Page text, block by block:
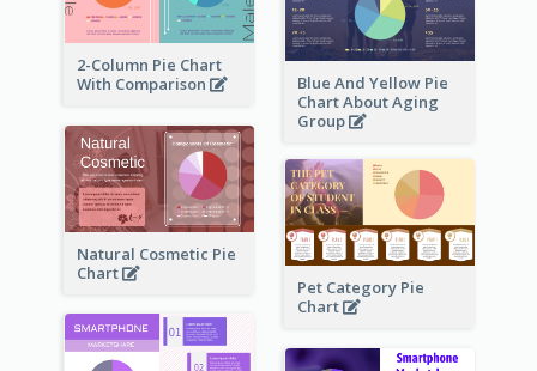
2-Column Pie Chart
With Comparison
Blue And Yellow Pie
Chart About Aging
Group
Natural Cosmetic Pie
Chart
Pet Category Pie
Chart